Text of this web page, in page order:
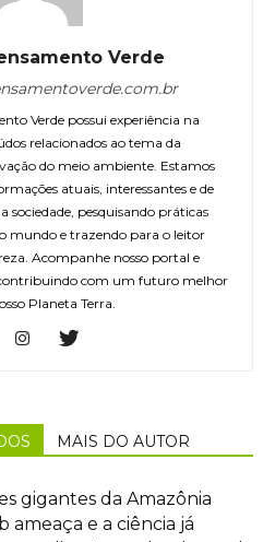
Verde
Verde possui experiência na
relacionados ao tema da
do meio ambiente. Estamos
atuais, interessantes e de
sociedade, pesquisando práticas
mundo e trazendo para o leitor
Acompanhe nosso portal e
com um futuro melhor
Planeta Terra.
MAIS DO AUTOR
gigantes da Amazônia
ameaça e a ciência já